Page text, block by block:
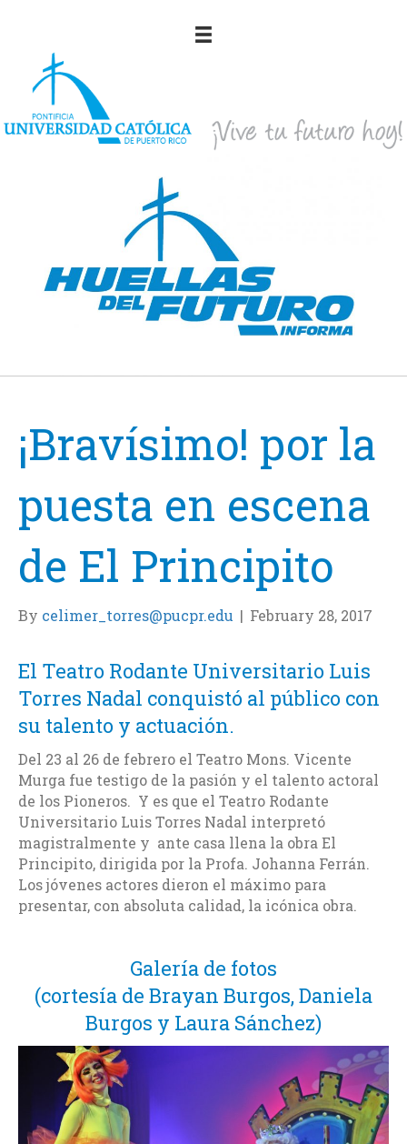
¡Bravísimo! por la
puesta en escena
de El Principito
By celimer_torres@pucpr.edu | February 28, 2017
El Teatro Rodante Universitario Luis
Torres Nadal conquistó al público con
su talento y actuación.
Del 23 al 26 de febrero el Teatro Mons. Vicente
Murga fue testigo de la pasión y el talento actoral
de los Pioneros. Y es que el Teatro Rodante
Universitario Luis Torres Nadal interpretó
magistralmente y ante casa llena la obra El
Principito, dirigida por la Profa. Johanna Ferrán.
Los jóvenes actores dieron el máximo para
presentar, con absoluta calidad, la icónica obra.
Galería de fotos
(cortesía de Brayan Burgos, Daniela
Burgos y Laura Sánchez)